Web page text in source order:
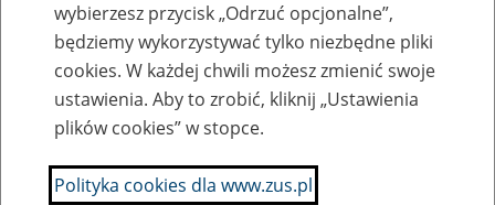
Nazwa zakładu pracy:
SZUKAJ
wybierzesz przycisk „Odrzuć opcjonalne”,
będziemy wykorzystywać tylko niezbędne pliki
cookies. W każdej chwili możesz zmienić swoje
ustawienia. Aby to zrobić, kliknij „Ustawienia
plików cookies” w stopce.
Polityka cookies dla www.zus.pl